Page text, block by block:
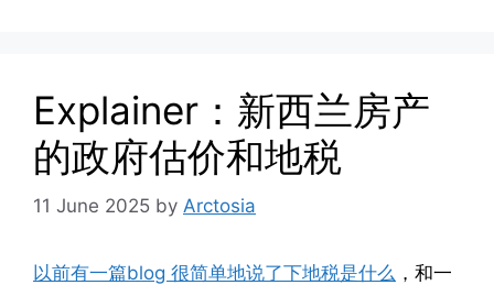
Explainer：新西兰房产
的政府估价和地税
11 June 2025 by Arctosia
以前有一篇blog 很简单地说了下地税是什么 ，和一